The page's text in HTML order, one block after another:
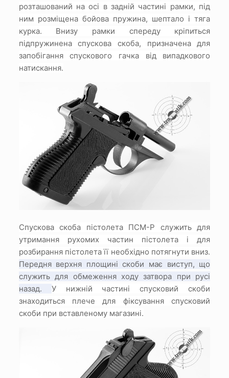
розташований на осі в задній частині рамки, під
ним розміщена бойова пружина, шептало і тяга
курка. Внизу рамки спереду кріпиться
підпружинена спускова скоба, призначена для
запобігання спускового гачка від випадкового
натискання.
Спускова скоба пістолета ПСМ-Р служить для
утримання рухомих частин пістолета і для
розбирання пістолета її необхідно потягнути вниз.
Передня верхня площині скоби має виступ, що
служить для обмеження ходу затвора при русі
назад. У нижній частині спусковий скоби
знаходиться плече для фіксування спусковий
скоби при вставленому магазині.